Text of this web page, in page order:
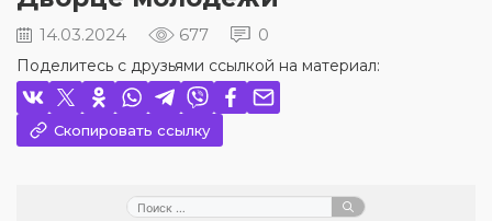
14.03.2024 677 0
Поделитесь с друзьями ссылкой на материал:
Скопировать ссылку